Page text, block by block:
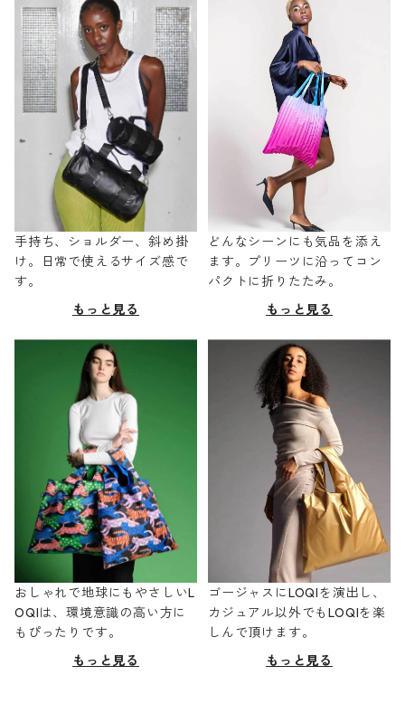
手持ち、ショルダー、斜め掛
け。日常で使えるサイズ感で
す。
もっと見る
どんなシーンにも気品を添え
ます。プリーツに沿ってコン
パクトに折りたたみ。
もっと見る
おしゃれで地球にもやさしいL
OQIは、環境意識の高い方に
もぴったりです。
もっと見る
ゴージャスにLOQIを演出し、
カジュアル以外でもLOQIを楽
しんで頂けます。
もっと見る